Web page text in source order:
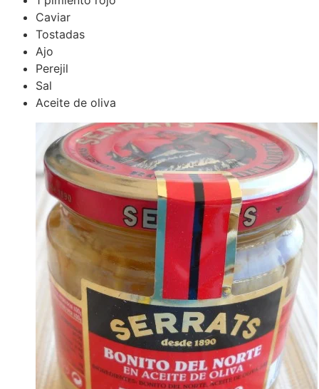
Caviar
Tostadas
Ajo
Perejil
Sal
Aceite de oliva